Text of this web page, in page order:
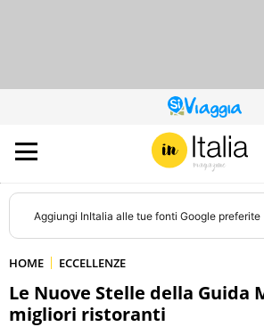
QUESTO
SITO
ALL’AUDIENCE
DI
Aggiungi InItalia alle tue fonti Google preferite
HOME ECCELLENZE
Le Nuove Stelle della Guida
migliori ristoranti